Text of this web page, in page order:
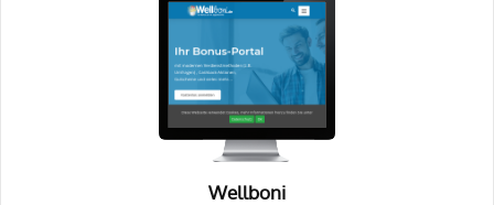
Wellboni